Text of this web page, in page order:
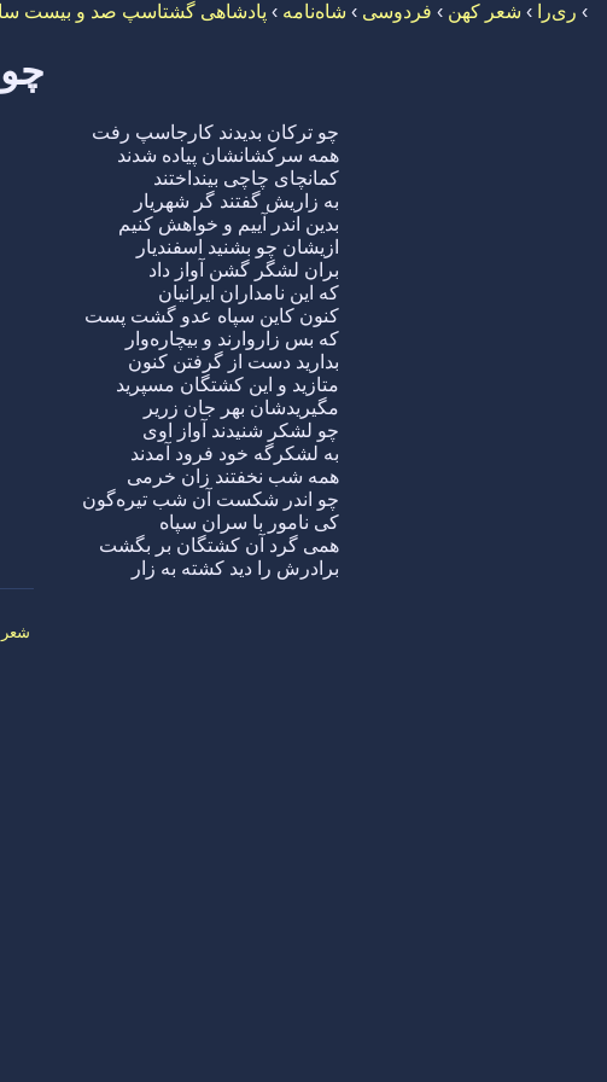
› ری‌را › شعر کهن › فردوسی › شاه‌نامه › پادشاهی گشتاسپ صد و بیست
چو ترکان بدیدند کارجاسپ رفت
همه سرکشانشان پیاده شدند
کمانچای چاچی بینداختند
به زاریش گفتند گر شهریار
بدین اندر آییم و خواهش کنیم
ازیشان چو بشنید اسفندیار
بران لشگر گشن آواز داد
که این نامداران ایرانیان
کنون کاین سپاه عدو گشت پست
که بس زاروارند و بیچاره‌وار
بدارید دست از گرفتن کنون
متازید و این کشتگان مسپرید
مگیریدشان بهر جان زریر
چو لشکر شنیدند آواز اوی
به لشکرگه خود فرود آمدند
همه شب نخفتند زان خرمی
چو اندر شکست آن شب تیره‌گون
کی نامور با سران سپاه
همی گرد آن کشتگان بر بگشت
برادرش را دید کشته به زار
شعر